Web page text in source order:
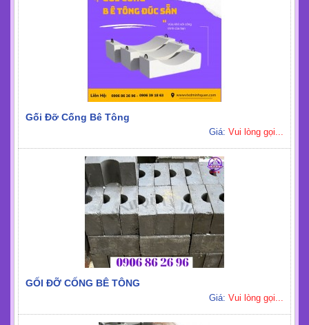
Gối Đỡ Cống Bê Tông
Giá: Vui lòng gọi...
GỐI ĐỠ CỐNG BÊ TÔNG
Giá: Vui lòng gọi...